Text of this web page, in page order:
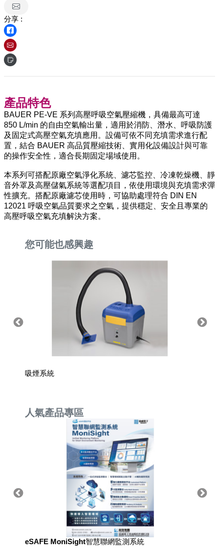
分享 :
產品特色
BAUER PE-VE 系列高壓呼吸空氣壓縮機，具備最高可達
850 L/min 的自由空氣輸出量，適用於消防、潛水、呼吸防護
及固定式高壓空氣充填應用。設備可依不同充填需求進行配
置，結合 BAUER 高品質壓縮技術、實用化設備設計與可靠
的操作安全性，適合長期固定場域使用。
本系列可搭配原廠空氣淨化系統、濾芯監控、冷凍乾燥機、靜
音外罩及高壓儲氣系統等選配項目，依使用環境與充填需求彈
性擴充。搭配原廠濾芯使用時，可協助處理符合 DIN EN
12021 呼吸空氣品質要求之空氣，提供穩定、安全且專業的
高壓呼吸空氣充填解決方案。
您可能也感興趣
吸煙系統
人氣產品專區
eSAFE MoniSight智慧聯網監測系統